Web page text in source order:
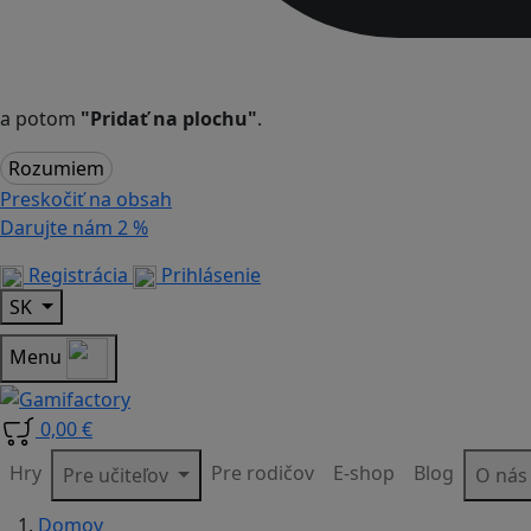
a potom "Pridať na plochu".
Rozumiem
Preskočiť na obsah
Darujte nám 2 %
Registrácia
Prihlásenie
SK
Menu
0,00 €
Hry
Pre učiteľov Pre rodičov E-shop Blog
O nás
Domov